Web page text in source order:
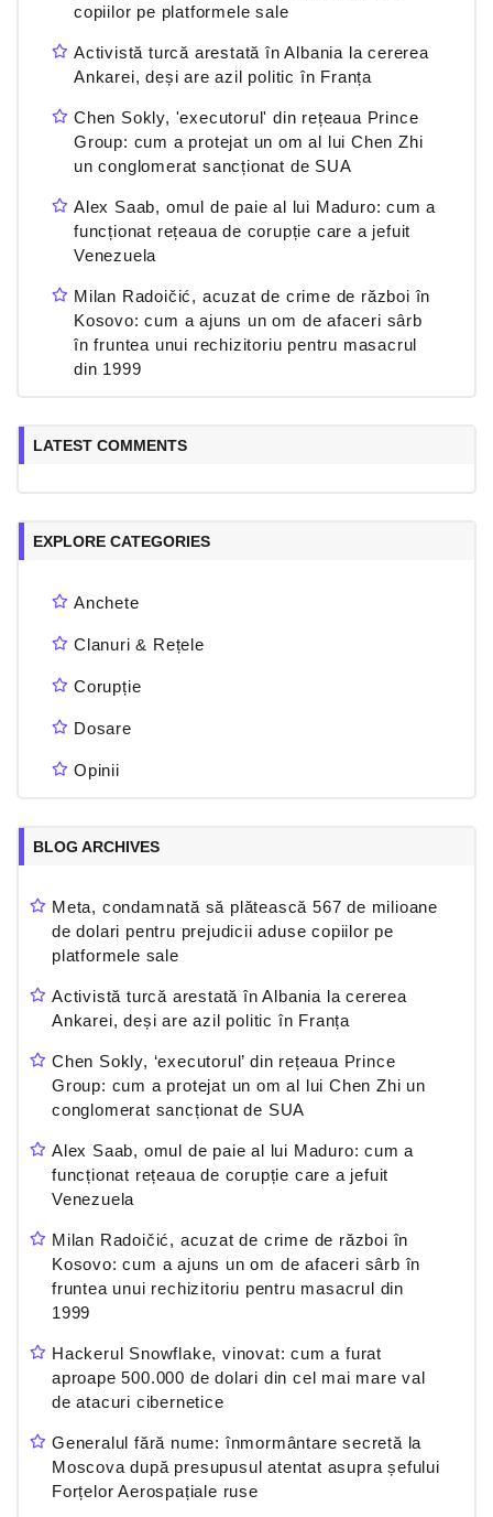
copiilor pe platformele sale
Activistă turcă arestată în Albania la cererea
Ankarei, deși are azil politic în Franța
Chen Sokly, 'executorul' din rețeaua Prince
Group: cum a protejat un om al lui Chen Zhi
un conglomerat sancționat de SUA
Alex Saab, omul de paie al lui Maduro: cum a
funcționat rețeaua de corupție care a jefuit
Venezuela
Milan Radoičić, acuzat de crime de război în
Kosovo: cum a ajuns un om de afaceri sârb
în fruntea unui rechizitoriu pentru masacrul
din 1999
LATEST COMMENTS
EXPLORE CATEGORIES
Anchete
Clanuri & Rețele
Corupție
Dosare
Opinii
BLOG ARCHIVES
Meta, condamnată să plătească 567 de milioane
de dolari pentru prejudicii aduse copiilor pe
platformele sale
Activistă turcă arestată în Albania la cererea
Ankarei, deși are azil politic în Franța
Chen Sokly, ‘executorul’ din rețeaua Prince
Group: cum a protejat un om al lui Chen Zhi un
conglomerat sancționat de SUA
Alex Saab, omul de paie al lui Maduro: cum a
funcționat rețeaua de corupție care a jefuit
Venezuela
Milan Radoičić, acuzat de crime de război în
Kosovo: cum a ajuns un om de afaceri sârb în
fruntea unui rechizitoriu pentru masacrul din
1999
Hackerul Snowflake, vinovat: cum a furat
aproape 500.000 de dolari din cel mai mare val
de atacuri cibernetice
Generalul fără nume: înmormântare secretă la
Moscova după presupusul atentat asupra șefului
Forțelor Aerospațiale ruse